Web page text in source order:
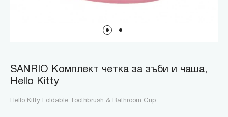
SANRIO Комплект четка за зъби и чаша,
Hello Kitty
Hello Kitty Foldable Toothbrush & Bathroom Cup